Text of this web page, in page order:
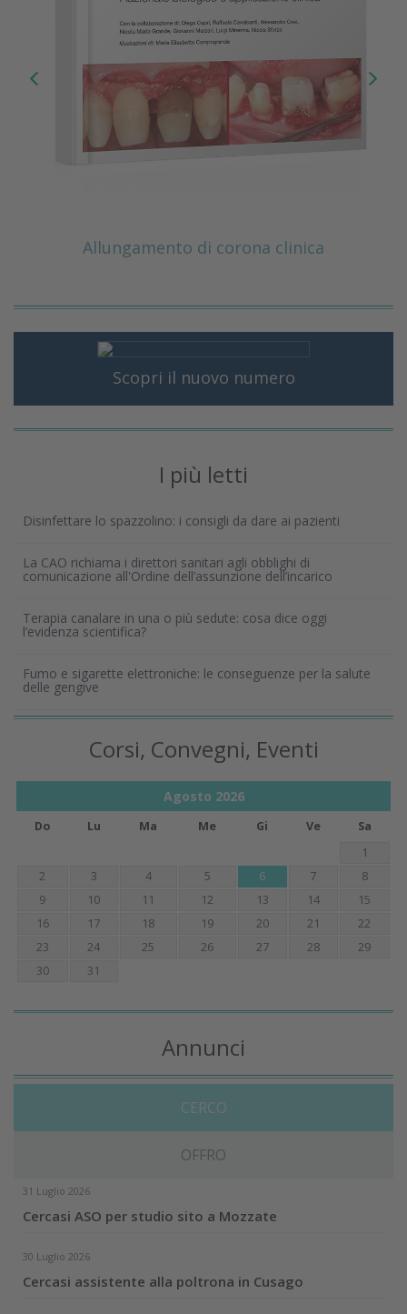
Allungamento di corona clinica
Scopri il nuovo numero
I più letti
Disinfettare lo spazzolino: i consigli da dare ai pazienti
La CAO richiama i direttori sanitari agli obblighi di
comunicazione all'Ordine dell’assunzione dell’incarico
Terapia canalare in una o più sedute: cosa dice oggi
l’evidenza scientifica?
Fumo e sigarette elettroniche: le conseguenze per la salute
delle gengive
Corsi, Convegni, Eventi
Agosto 2026
Do Lu Ma Me Gi Ve
Sa
1
2
3 4 5 6 7
8
9
10 11 12 13 14
15
16
17 18 19 20 21
22
23
24 25 26 27 28
29
30
31
Annunci
CERCO
OFFRO
31 Luglio 2026
Cercasi ASO per studio sito a Mozzate
30 Luglio 2026
Cercasi assistente alla poltrona in Cusago